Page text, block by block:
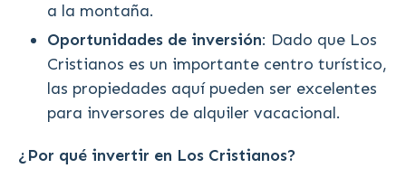
a la montaña.
Oportunidades de inversión: Dado que Los
Cristianos es un importante centro turístico,
las propiedades aquí pueden ser excelentes
para inversores de alquiler vacacional.
¿Por qué invertir en Los Cristianos?